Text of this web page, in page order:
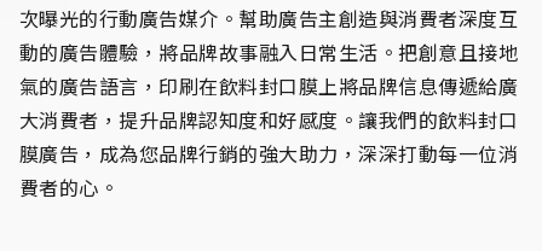
次曝光的行動廣告媒介。幫助廣告主創造與消費者深度互
動的廣告體驗，將品牌故事融入日常生活。把創意且接地
氣的廣告語言，印刷在飲料封口膜上將品牌信息傳遞給廣
大消費者，提升品牌認知度和好感度。讓我們的飲料封口
膜廣告，成為您品牌行銷的強大助力，深深打動每一位消
費者的心。